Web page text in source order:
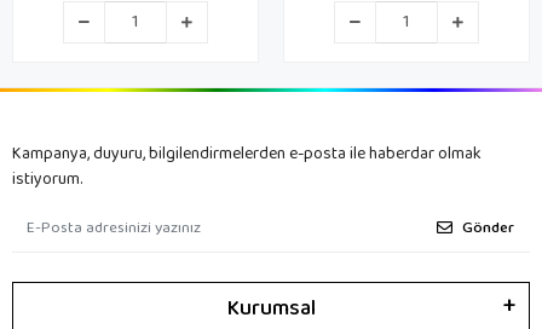
Kampanya, duyuru, bilgilendirmelerden e-posta ile haberdar olmak
istiyorum.
Gönder
Kurumsal